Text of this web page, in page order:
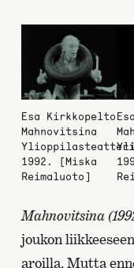
Esa Kirkkopelto
Mahnovitsina
1992. [Miska
Reimaluoto]
Mahnovitsina
joukon
aroilla. Mutta